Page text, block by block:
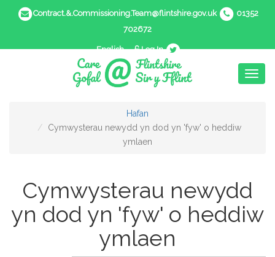
Contract.&.Commissioning.Team@flintshire.gov.uk
01352
702672
English Log In
Hafan
Cymwysterau newydd yn dod yn 'fyw' o heddiw
ymlaen
Cymwysterau newydd
yn dod yn 'fyw' o heddiw
ymlaen